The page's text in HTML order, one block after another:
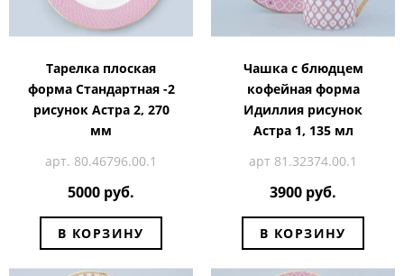
Тарелка плоская
форма Стандартная -2
рисунок Астра 2, 270
мм
арт. 80.46796.00.1
5000 руб.
В КОРЗИНУ
Чашка с блюдцем
кофейная форма
Идиллия рисунок
Астра 1, 135 мл
арт 81.32374.00.1
3900 руб.
В КОРЗИНУ